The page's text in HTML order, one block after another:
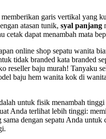
garis vertikal yang
atasan tunik, syal panjang
dapat menambah mata
online shop sepatu wanita
tidak branded kata branded
reseller baju murah!
baju hem wanita kok di
untuk fisik menambah
Anda terlihat lebih tinggi:
dengan sepatu Anda